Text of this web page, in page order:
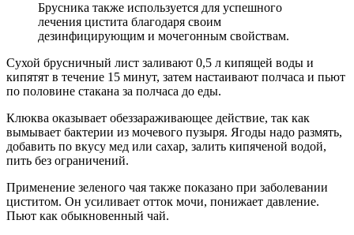
Брусника также используется для успешного
лечения цистита благодаря своим
дезинфицирующим и мочегонным свойствам.
Сухой брусничный лист заливают 0,5 л кипящей воды и
кипятят в течение 15 минут, затем настаивают полчаса и пьют
по половине стакана за полчаса до еды.
Клюква оказывает обеззараживающее действие, так как
вымывает бактерии из мочевого пузыря. Ягоды надо размять,
добавить по вкусу мед или сахар, залить кипяченой водой,
пить без ограничений.
Применение зеленого чая также показано при заболевании
циститом. Он усиливает отток мочи, понижает давление.
Пьют как обыкновенный чай.